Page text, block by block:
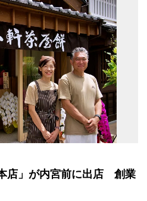
店」が内宮前に出店 創業